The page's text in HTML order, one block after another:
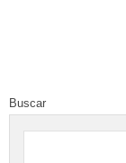
Buscar